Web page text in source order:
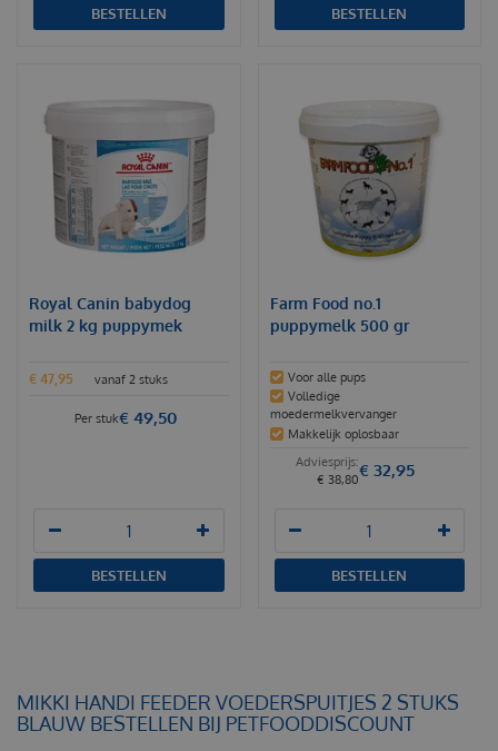
BESTELLEN BESTELLEN
Royal Canin babydog
milk 2 kg puppymek
vanaf 2 stuks
€ 47 95
€ 49,50
Per stuk
BESTELLEN
Farm Food no.1
puppymelk 500 gr
Voor alle pups
Volledige
moedermelkvervanger
Makkelijk oplosbaar
€ 38,80€ 32,95
BESTELLEN
MIKKI HANDI FEEDER VOEDERSPUITJES 2 STUKS
BLAUW BESTELLEN BIJ PETFOODDISCOUNT